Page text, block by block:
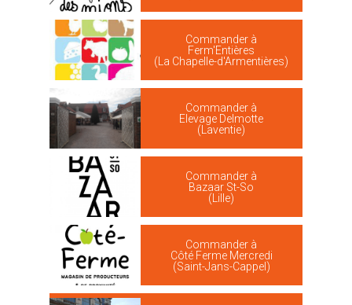
Commander à
Ferm'Entières
(La Chapelle-d'Armentières)
Commander à
Elevage Delmotte
(Laventie)
Commander à
Bazaar St-So
(Lille)
Commander à
Côté Ferme Mercredi
(Saint-Jans-Cappel)